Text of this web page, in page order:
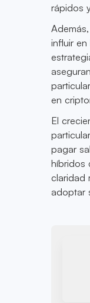
rápidos
influir
en
El
pagar
híbridos
claridad
adoptar